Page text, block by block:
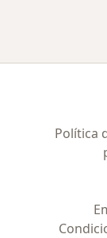
Política